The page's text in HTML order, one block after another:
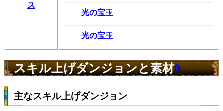
ス
光の宝玉
光の宝玉
スキル上げダンジョンと素材0
主なスキル上げダンジョン